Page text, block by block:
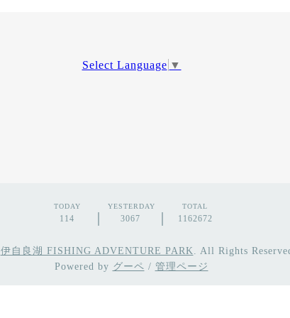
Select Language ▼
TODAY
114
YESTERDAY
3067
TOTAL
1162672
伊自良湖 FISHING ADVENTURE PARK . All Rights
Powered by グーペ / 管理ページ